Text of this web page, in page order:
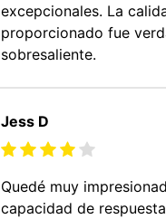
excepcionales. La
proporcionado fue
sobresaliente.
Jess D
Quedé muy
capacidad de